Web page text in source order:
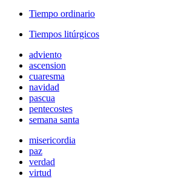
Tiempo ordinario
Tiempos litúrgicos
adviento
ascension
cuaresma
navidad
pascua
pentecostes
semana santa
misericordia
paz
verdad
virtud